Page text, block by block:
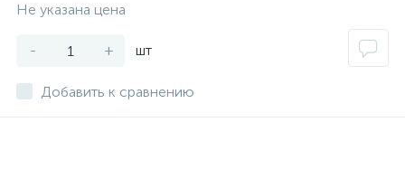
Не указана цена
- + шт
Добавить к сравнению